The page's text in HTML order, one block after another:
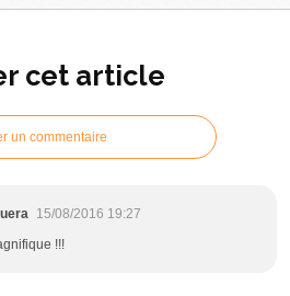
cet article
un commentaire
15/08/2016 19:27
!!!